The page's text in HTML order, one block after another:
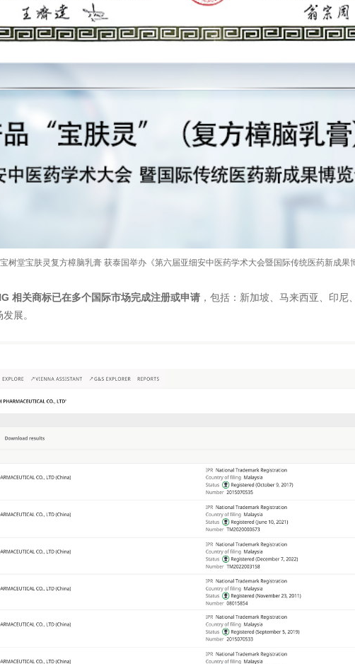
树堂宝肤灵复方樟脑乳膏 获泰国举办《第六届亚细安中医药学术大会暨国际传统医药新成果
相关商标已在多个国际市场完成注册或申请 ，包括：新加坡、马来西亚、印尼
展。